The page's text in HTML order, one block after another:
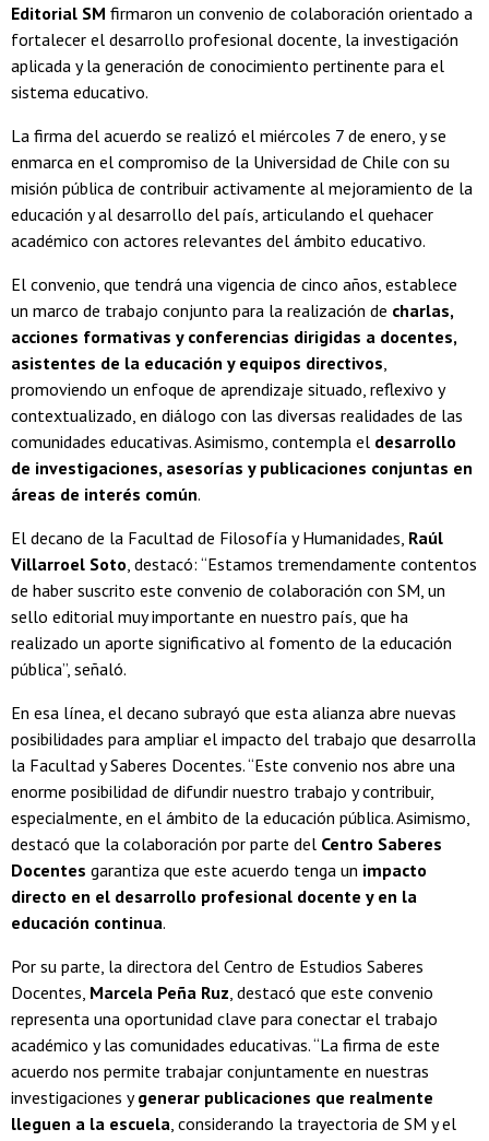
Editorial SM firmaron un convenio de colaboración orientado a
fortalecer el desarrollo profesional docente, la investigación
aplicada y la generación de conocimiento pertinente para el
sistema educativo.
La firma del acuerdo se realizó el miércoles 7 de enero, y se
enmarca en el compromiso de la Universidad de Chile con su
misión pública de contribuir activamente al mejoramiento de la
educación y al desarrollo del país, articulando el quehacer
académico con actores relevantes del ámbito educativo.
El convenio, que tendrá una vigencia de cinco años, establece
un marco de trabajo conjunto para la realización de charlas,
acciones formativas y conferencias dirigidas a docentes,
asistentes de la educación y equipos directivos,
promoviendo un enfoque de aprendizaje situado, reflexivo y
contextualizado, en diálogo con las diversas realidades de las
comunidades educativas. Asimismo, contempla el desarrollo
de investigaciones, asesorías y publicaciones conjuntas en
áreas de interés común.
El decano de la Facultad de Filosofía y Humanidades, Raúl
Villarroel Soto, destacó: “Estamos tremendamente contentos
de haber suscrito este convenio de colaboración con SM, un
sello editorial muy importante en nuestro país, que ha
realizado un aporte significativo al fomento de la educación
pública”, señaló.
En esa línea, el decano subrayó que esta alianza abre nuevas
posibilidades para ampliar el impacto del trabajo que desarrolla
la Facultad y Saberes Docentes. “Este convenio nos abre una
enorme posibilidad de difundir nuestro trabajo y contribuir,
especialmente, en el ámbito de la educación pública. Asimismo,
destacó que la colaboración por parte del Centro Saberes
Docentes garantiza que este acuerdo tenga un impacto
directo en el desarrollo profesional docente y en la
educación continua.
Por su parte, la directora del Centro de Estudios Saberes
Docentes, Marcela Peña Ruz, destacó que este convenio
representa una oportunidad clave para conectar el trabajo
académico y las comunidades educativas. “La firma de este
acuerdo nos permite trabajar conjuntamente en nuestras
investigaciones ygenerar publicaciones que realmente
lleguen a la escuela, considerando la trayectoria de SM y el